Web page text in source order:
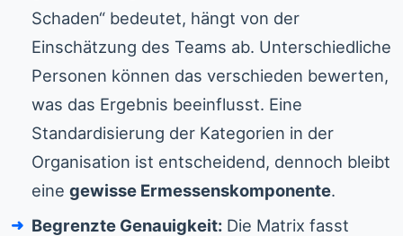
Schaden“ bedeutet, hängt von der
Einschätzung des Teams ab. Unterschiedliche
Personen können das verschieden bewerten,
was das Ergebnis beeinflusst. Eine
Standardisierung der Kategorien in der
Organisation ist entscheidend, dennoch bleibt
einegewisse Ermessenskomponente.
Begrenzte Genauigkeit: Die Matrix fasst